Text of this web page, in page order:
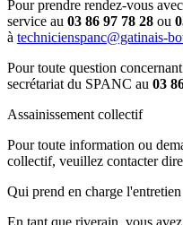
Pour prendre rendez-vous
service au 03 86 97 78 28 ou
à technicienspanc@gatinais-
Pour toute question
secrétariat du SPANC au 03
Assainissement collectif
Pour toute information ou
collectif, veuillez contacter
Qui prend en charge
En tant que riverain, vous